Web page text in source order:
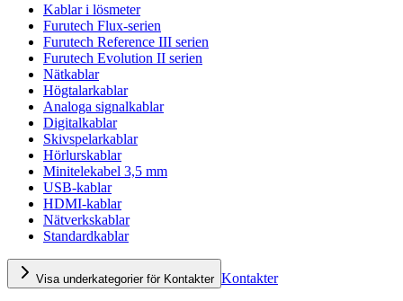
Kablar i lösmeter
Furutech Flux-serien
Furutech Reference III serien
Furutech Evolution II serien
Nätkablar
Högtalarkablar
Analoga signalkablar
Digitalkablar
Skivspelarkablar
Hörlurskablar
Minitelekabel 3,5 mm
USB-kablar
HDMI-kablar
Nätverkskablar
Standardkablar
Visa underkategorier för Kontakter Kontakter